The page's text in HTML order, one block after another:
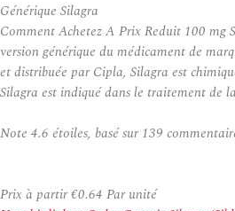
Générique Silagra
Comment Achetez A Prix Reduit 100 mg
version générique du médicament de
et distribuée par Cipla, Silagra est
Silagra est indiqué dans le traitement de
Note 4.6 étoiles, basé sur 139
Prix à partir€0.64 Par unité